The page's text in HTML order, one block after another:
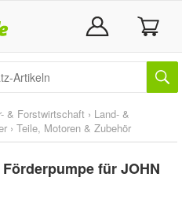
& Forstwirtschaft › Land- &
› Teile, Motoren & Zubehör
für JOHN